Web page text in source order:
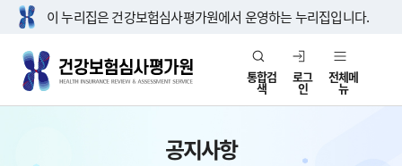
이 누리집은 건강보험심사평가원에서 운영하는 누리집입니다.
통합검
색
로그
인
전체메
뉴
공지사항